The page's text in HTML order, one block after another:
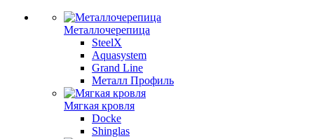
Металлочерепица
SteelX
Aquasystem
Grand Line
Металл Профиль
Мягкая кровля
Docke
Shinglas